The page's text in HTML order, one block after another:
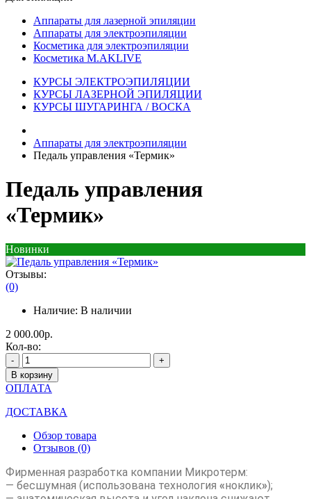
Аппараты для лазерной эпиляции
Аппараты для электроэпиляции
Косметика для электроэпиляции
Косметика M.AKLIVE
КУРСЫ ЭЛЕКТРОЭПИЛЯЦИИ
КУРСЫ ЛАЗЕРНОЙ ЭПИЛЯЦИИ
КУРСЫ ШУГАРИНГА / ВОСКА
Аппараты для электроэпиляции
Педаль управления «Термик»
Педаль управления
«Термик»
Новинки
Отзывы:
(0)
Наличие: В наличии
2 000.00р.
Кол-во:
-
+
В корзину
ОПЛАТА
ДОСТАВКА
Обзор товара
Отзывов (0)
Фирменная разработка компании Микротерм:
— бесшумная (использована технология «ноклик»);